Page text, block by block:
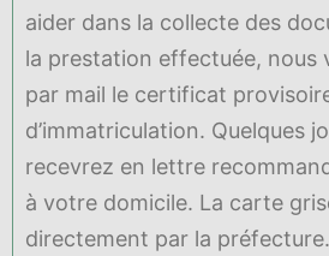
aider dans la collecte des
la prestation effectuée, nous
par mail le certificat
d’immatriculation. Quelques
recevrez en lettre
à votre domicile. La carte
directement par la